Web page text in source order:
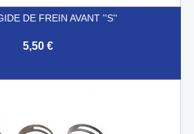
DE FREIN AVANT ''S''
5,50 €